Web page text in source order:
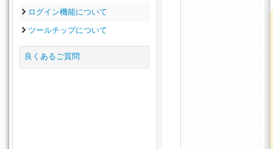
ログイン機能について
ツールチップについて
良くあるご質問